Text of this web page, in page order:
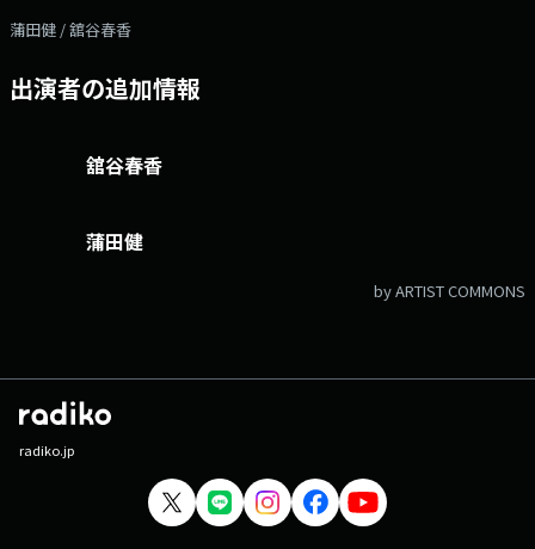
蒲田健 / 舘谷春香
出演者の追加情報
舘谷春香
蒲田健
by ARTIST COMMONS
radiko.jp